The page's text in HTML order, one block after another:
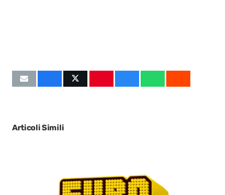
Articoli Simili